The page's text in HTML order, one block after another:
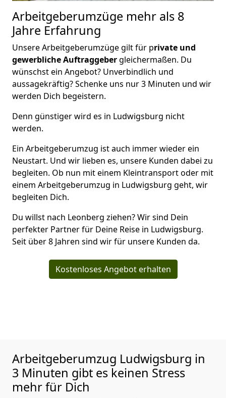
Arbeitgeberumzüge mehr als 8
Jahre Erfahrung
Unsere Arbeitgeberumzüge gilt für private und
gewerbliche Auftraggebergleichermaßen. Du
wünschst ein Angebot? Unverbindlich und
aussagekräftig? Schenke uns nur 3 Minuten und wir
werden Dich begeistern.
Denn günstiger wird es in Ludwigsburg nicht
werden.
Ein Arbeitgeberumzug ist auch immer wieder ein
Neustart. Und wir lieben es, unsere Kunden dabei zu
begleiten. Ob nun mit einem Kleintransport oder mit
einem Arbeitgeberumzug in Ludwigsburg geht, wir
begleiten Dich.
Du willst nach Leonberg ziehen? Wir sind Dein
perfekter Partner für Deine Reise in Ludwigsburg.
Seit über 8 Jahren sind wir für unsere Kunden da.
Kostenloses Angebot erhalten
Arbeitgeberumzug Ludwigsburg in
3 Minuten gibt es keinen Stress
mehr für Dich